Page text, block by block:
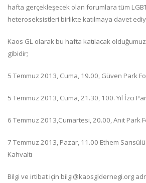
hafta gerçekleşecek olan forumlara tüm
heteroseksistleri birlikte katılmaya davet
Kaos GL olarak bu hafta katılacak
gibidir;
5 Temmuz 2013, Cuma, 19.00, Güven Park
5 Temmuz 2013, Cuma, 21.30, 100. Yıl İzci
6 Temmuz 2013,Cumartesi, 20.00, Anıt Park
7 Temmuz 2013, Pazar, 11.00 Ethem
Kahvaltı
Bilgi ve irtibat için bilgi@kaosgldernegi.org